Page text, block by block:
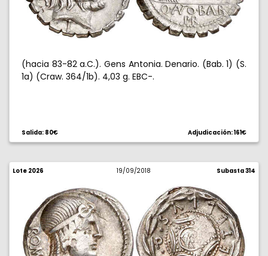
(hacia 83-82 a.C.). Gens Antonia. Denario. (Bab. 1) (S.
1a) (Craw. 364/1b). 4,03 g. EBC-.
Salida: 80€ Adjudicación: 161€
Lote 2026 19/09/2018 Subasta 314